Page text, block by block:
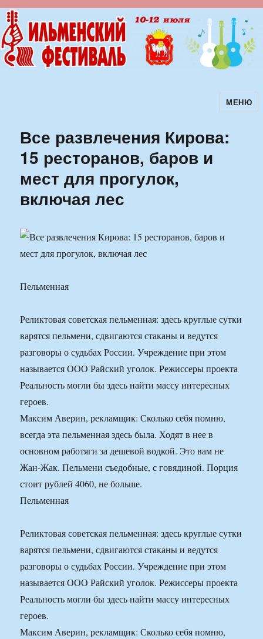
Ильменский фестиваль авторскойМЕНЮ
Все развлечения Кирова:
15 ресторанов, баров и
мест для прогулок,
включая лес
Пельменная
Реликтовая советская пельменная: здесь круглые сутки
варятся пельмени, сдвигаются стаканы и ведутся
разговоры о судьбах России. Учреждение при этом
называется ООО Райский уголок. Режиссеры проекта
Реальность могли бы здесь найти массу интересных
героев.
Максим Аверин, рекламщик: Сколько себя помню,
всегда эта пельменная здесь была. Ходят в нее в
основном работяги за дешевой водкой. Это вам не
Жан-Жак. Пельмени съедобные, с говядиной. Порция
стоит рублей 4060, не больше.
Пельменная
Реликтовая советская пельменная: здесь круглые сутки
варятся пельмени, сдвигаются стаканы и ведутся
разговоры о судьбах России. Учреждение при этом
называется ООО Райский уголок. Режиссеры проекта
Реальность могли бы здесь найти массу интересных
героев.
Максим Аверин, рекламщик: Сколько себя помню,